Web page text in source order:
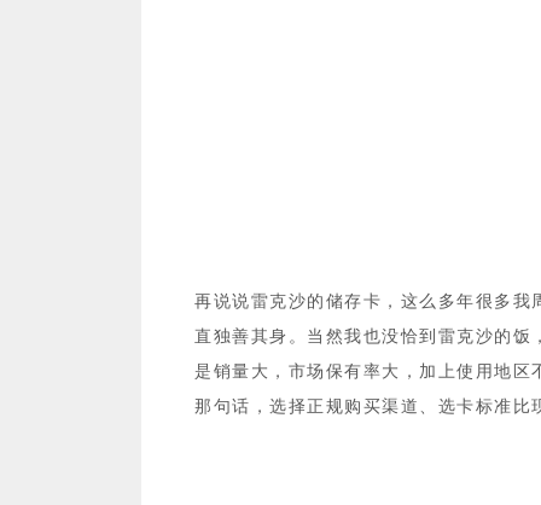
再说说雷克沙的储存卡，这么多年很多我
直独善其身。当然我也没恰到雷克沙的
是销量大，市场保有率大，加上使用地
那句话，选择正规购买渠道、选卡标准